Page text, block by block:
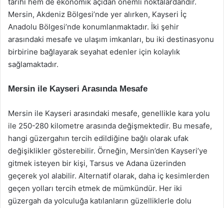
Mersin, Akdeniz Bölgesi’nde yer alırken, Kayseri İç
Anadolu Bölgesi’nde konumlanmaktadır. İki şehir
arasındaki mesafe ve ulaşım imkanları, bu iki destinasyonu
birbirine bağlayarak seyahat edenler için kolaylık
sağlamaktadır.
Mersin ile Kayseri Arasında Mesafe
Mersin ile Kayseri arasındaki mesafe, genellikle kara yolu
ile 250-280 kilometre arasında değişmektedir. Bu mesafe,
hangi güzergahın tercih edildiğine bağlı olarak ufak
değişiklikler gösterebilir. Örneğin, Mersin’den Kayseri’ye
gitmek isteyen bir kişi, Tarsus ve Adana üzerinden
geçerek yol alabilir. Alternatif olarak, daha iç kesimlerden
geçen yolları tercih etmek de mümkündür. Her iki
güzergah da yolculuğa katılanların güzelliklerle dolu